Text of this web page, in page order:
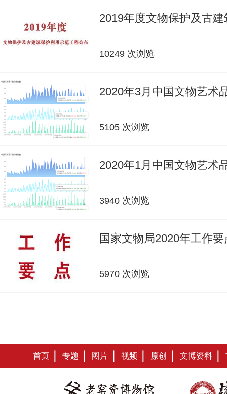
2019年度文物保护及古
10249 次浏览
2020年3月中国文物艺术
5105 次浏览
2020年1月中国文物艺术
3940 次浏览
国家文物局2020年工作要
5970 次浏览
首页 专题 图片 视频 原创 文博资料